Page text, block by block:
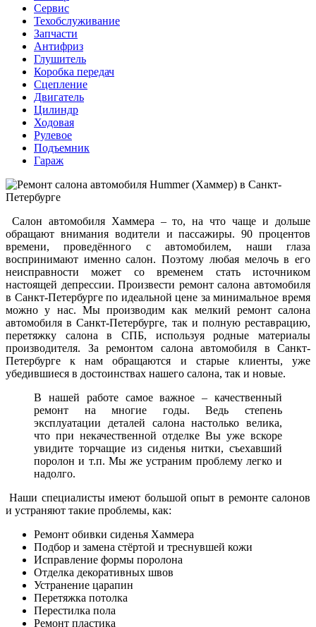
Сервис
Техобслуживание
Запчасти
Антифриз
Глушитель
Коробка передач
Сцепление
Двигатель
Цилиндр
Ходовая
Рулевое
Подъемник
Гараж
Салон автомобиля Хаммера – то, на что чаще и дольше
обращают внимания водители и пассажиры. 90 процентов
времени, проведённого с автомобилем, наши глаза
воспринимают именно салон. Поэтому любая мелочь в его
неисправности может со временем стать источником
настоящей депрессии. Произвести ремонт салона автомобиля
в Санкт-Петербурге по идеальной цене за минимальное время
можно у нас. Мы производим как мелкий ремонт салона
автомобиля в Санкт-Петербурге, так и полную реставрацию,
перетяжку салона в СПБ, используя родные материалы
производителя. За ремонтом салона автомобиля в Санкт-
Петербурге к нам обращаются и старые клиенты, уже
убедившиеся в достоинствах нашего салона, так и новые.
В нашей работе самое важное – качественный
ремонт на многие годы. Ведь степень
эксплуатации деталей салона настолько велика,
что при некачественной отделке Вы уже вскоре
увидите торчащие из сиденья нитки, съехавший
поролон и т.п. Мы же устраним проблему легко и
надолго.
Наши специалисты имеют большой опыт в ремонте салонов
и устраняют такие проблемы, как:
Ремонт обивки сиденья Хаммера
Подбор и замена стёртой и треснувшей кожи
Исправление формы поролона
Отделка декоративных швов
Устранение царапин
Перетяжка потолка
Перестилка пола
Ремонт пластика